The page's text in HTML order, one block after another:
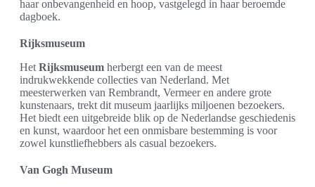
haar onbevangenheid en hoop, vastgelegd in haar beroemde
dagboek.
Rijksmuseum
Het Rijksmuseum herbergt een van de meest
indrukwekkende collecties van Nederland. Met
meesterwerken van Rembrandt, Vermeer en andere grote
kunstenaars, trekt dit museum jaarlijks miljoenen bezoekers.
Het biedt een uitgebreide blik op de Nederlandse geschiedenis
en kunst, waardoor het een onmisbare bestemming is voor
zowel kunstliefhebbers als casual bezoekers.
Van Gogh Museum